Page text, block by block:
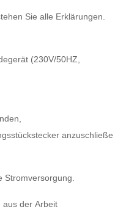
Sie alle Erklärungen.
(230V/50HZ,
anzuschließe
Stromversorgung.
aus der Arbeit